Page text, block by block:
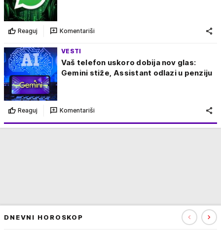
Reaguj Komentariši
VESTI
Vaš telefon uskoro dobija nov glas:
Gemini stiže, Assistant odlazi u penziju
Reaguj Komentariši
DNEVNI HOROSKOP